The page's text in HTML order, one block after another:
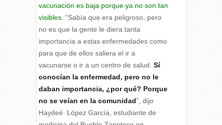
vacunación es baja porque ya no son tan
visibles. “Sabía que era peligroso, pero
no es que la gente le diera tanta
importancia a estas enfermedades como
para que de ellos saliera el ir a
vacunarse o ir a un centro de salud. Sí
conocían la enfermedad, pero no le
daban importancia, ¿por qué? Porque
no se veían en la comunidad”, dijo
Haydeé López García, estudiante de